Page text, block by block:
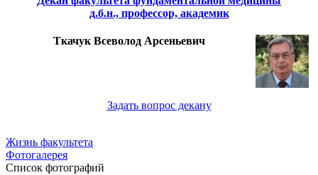
д.б.н., профессор, академик
Ткачук Всеволод Арсеньевич
Задать вопрос декану
Жизнь факультета
Фотогалерея
Список фотографий